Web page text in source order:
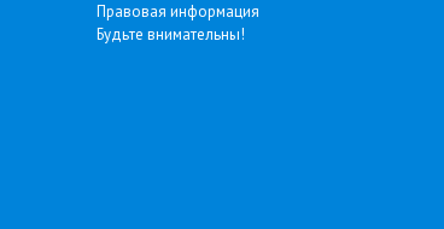
Правовая информация
Будьте внимательны!